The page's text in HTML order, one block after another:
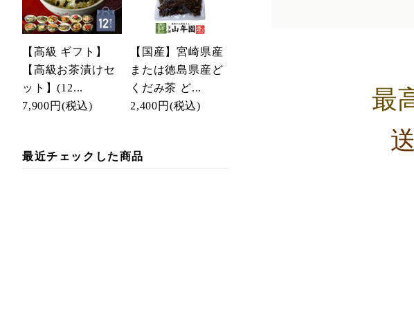
【高級 ギフト】
【高級お茶漬けセ
ット】(12...
7,900円 (税込)
【国産】宮崎県産
または徳島県産ど
くだみ茶 ど...
2,400円 (税込)
最近チェックした商品
最